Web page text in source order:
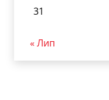
31
« Лип